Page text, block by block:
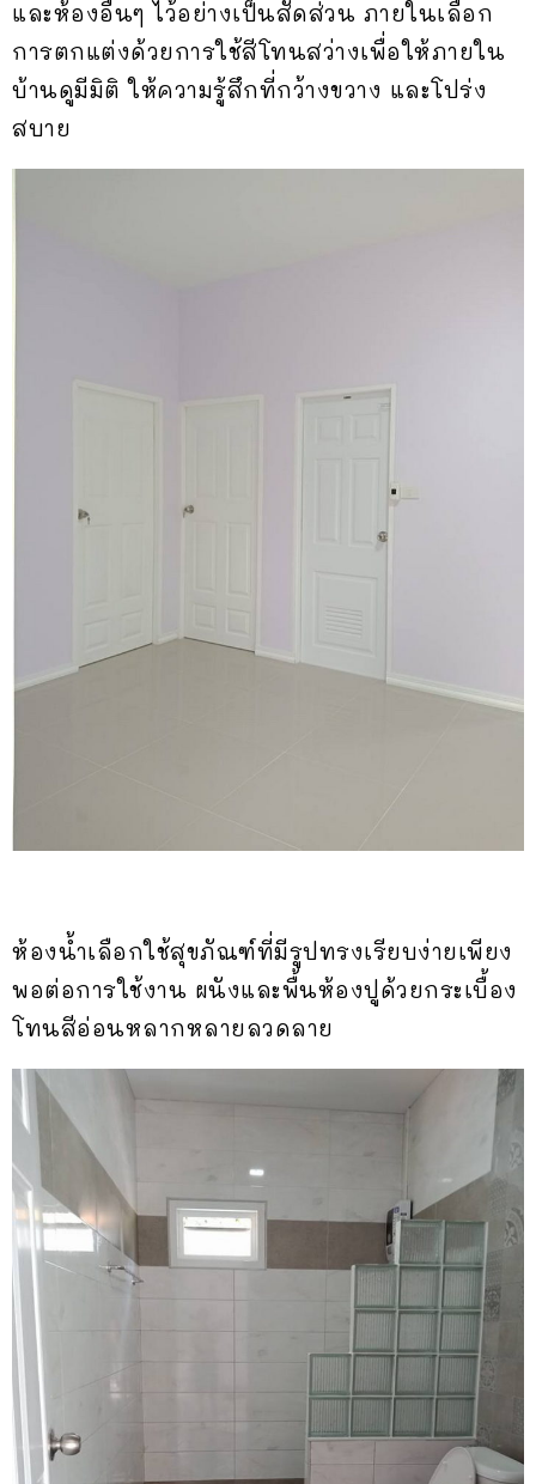
และห้องอื่นๆ ไว้อย่างเป็นสัดส่วน ภายในเลือก
การตกแต่งด้วยการใช้สีโทนสว่างเพื่อให้ภายใน
บ้านดูมีมิติ ให้ความรู้สึกที่กว้างขวาง และโปร่ง
สบาย
ห้องน้ำเลือกใช้สุขภัณฑ์ที่มีรูปทรงเรียบง่ายเพียง
พอต่อการใช้งาน ผนังและพื้นห้องปูด้วยกระเบื้อง
โทนสีอ่อนหลากหลายลวดลาย